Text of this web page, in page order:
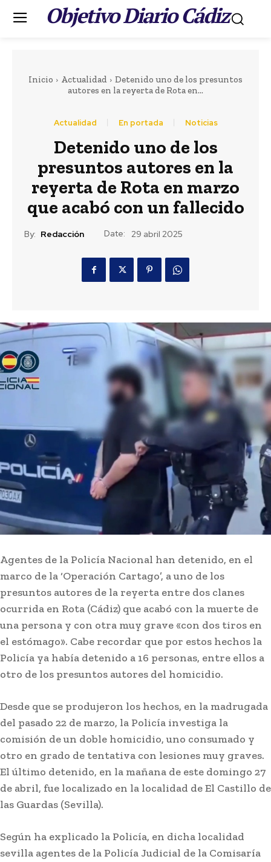
Portada
Actualidad
Denunciada una
discoteca de Rota por
doblar su aforo
máximo y tener
bloqueadas dos
3 horas ago
Diputación destaca la «relevancia» del Foro
Académico Europeo organizado por la
Academia San Dionisio
El sector del vino de Jerez apuesta por
productos «premium» para mejorar ventas
tras caer un 6% las exportaciones
Actualidad 2 horas ago
Javier Tebas, contra la FIFA: «Pedir perdón no
sustituye a rendir cuentas»
Deportes 3 horas ago
En portada
Controlado el incendio
forestal en San Roque
Lo más leído
Objetivo Diario Cádiz.
Inicio Actualidad
Detenido uno de los presuntos
autores en la reyerta de Rota en...
Actualidad En portada Noticias
Detenido uno de los
presuntos autores en la
reyerta de Rota en marzo
que acabó con un fallecido
By: Redacción Date: 29 abril 2025
Agentes de la Policía Nacional han detenido, en el
marco de la ‘Operación Cartago’, a uno de los
presuntos autores de la reyerta entre dos clanes
ocurrida en Rota (Cádiz) que acabó con la muerte de
una persona y con otra muy grave «con dos tiros en
el estómago». Cabe recordar que por estos hechos la
Policía ya había detenido a 16 personas, entre ellos a
otro de los presuntos autores del homicidio.
Desde que se produjeron los hechos, en la madrugada
del pasado 22 de marzo, la Policía investiga la
comisión de un doble homicidio, uno consumado y
otro en grado de tentativa con lesiones muy graves.
El último detenido, en la mañana de este domingo 27
de abril, fue localizado en la localidad de El Castillo de
las Guardas (Sevilla).
Según ha explicado la Policía, en dicha localidad
sevilla agentes de la Policía Judicial de la Comisaría